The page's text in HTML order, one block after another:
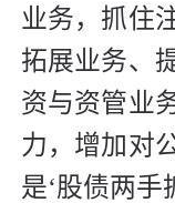
业务，抓住
拓展业务、
资与资管业
力，增加对
是‘股债两手